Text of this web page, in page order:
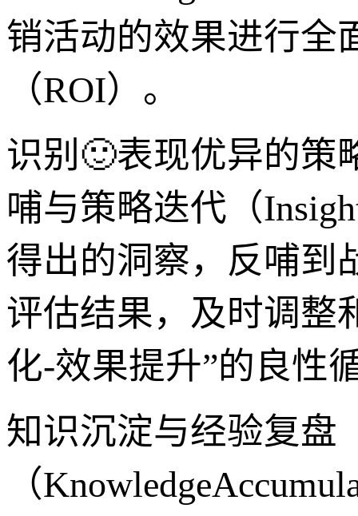
销活动的效果进行全
（ROI）。
识别🙂表现优异的策
哺与策略迭代（
得出的洞察，反哺到
评估结果，及时调整
化-效果提升”的良性
知识沉淀与经验复盘
（